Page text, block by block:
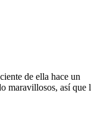
de ella hace un
maravillosos, así que